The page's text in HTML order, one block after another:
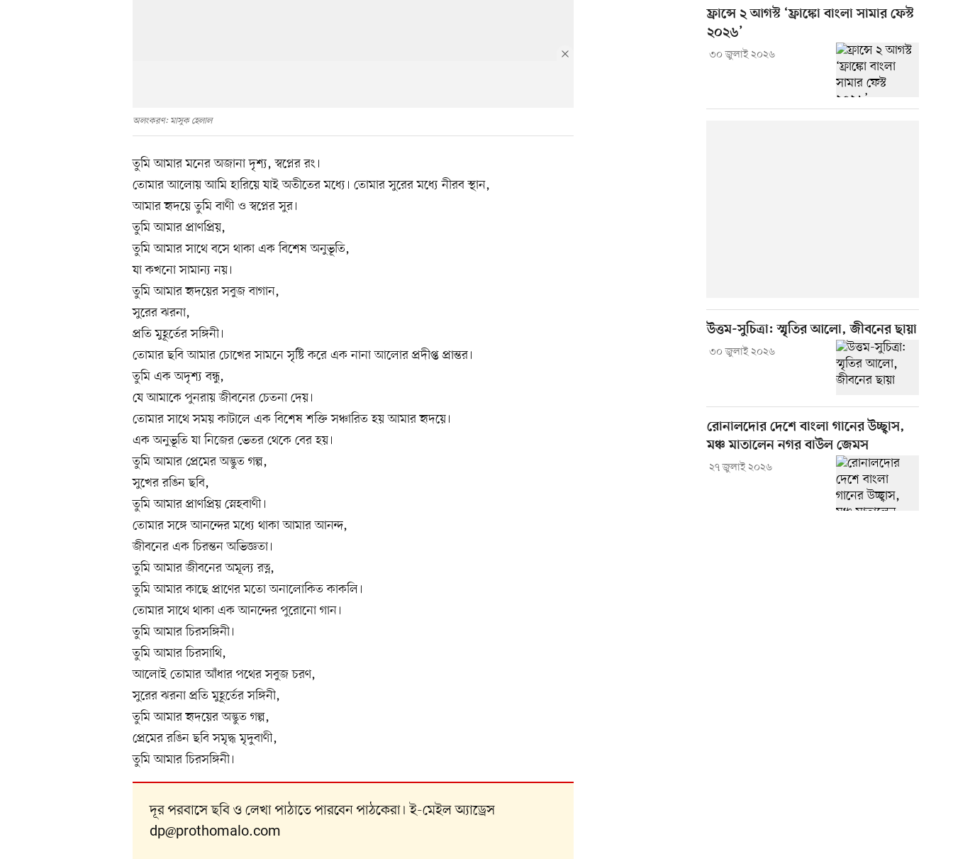
অলংকরণ: মাসুক হেলাল
তুমি আমার মনের অজানা দৃশ্য, স্বপ্নের রং।
তোমার আলোয় আমি হারিয়ে যাই অতীতের মধ্যে। তোমার সুরের মধ্যে নীরব স্থান,
আমার হৃদয়ে তুমি বাণী ও স্বপ্নের সুর।
তুমি আমার প্রাণপ্রিয়,
তুমি আমার সাথে বসে থাকা এক বিশেষ অনুভূতি,
যা কখনো সামান্য নয়।
তুমি আমার হৃদয়ের সবুজ বাগান,
সুরের ঝরনা,
প্রতি মুহূর্তের সঙ্গিনী।
তোমার ছবি আমার চোখের সামনে সৃষ্টি করে এক নানা আলোর প্রদীপ্ত প্রান্তর।
তুমি এক অদৃশ্য বন্ধু,
যে আমাকে পুনরায় জীবনের চেতনা দেয়।
তোমার সাথে সময় কাটালে এক বিশেষ শক্তি সঞ্চারিত হয় আমার হৃদয়ে।
এক অনুভূতি যা নিজের ভেতর থেকে বের হয়।
তুমি আমার প্রেমের অদ্ভুত গল্প,
সুখের রঙিন ছবি,
তুমি আমার প্রাণপ্রিয় স্নেহবাণী।
তোমার সঙ্গে আনন্দের মধ্যে থাকা আমার আনন্দ,
জীবনের এক চিরন্তন অভিজ্ঞতা।
তুমি আমার জীবনের অমূল্য রত্ন,
তুমি আমার কাছে প্রাণের মতো অনালোকিত কাকলি।
তোমার সাথে থাকা এক আনন্দের পুরোনো গান।
তুমি আমার চিরসঙ্গিনী।
তুমি আমার চিরসাথি,
আলোই তোমার আঁধার পথের সবুজ চরণ,
সুরের ঝরনা প্রতি মুহূর্তের সঙ্গিনী,
তুমি আমার হৃদয়ের অদ্ভুত গল্প,
প্রেমের রঙিন ছবি সমৃদ্ধ মৃদুবাণী,
তুমি আমার চিরসঙ্গিনী।
দূর পরবাসে ছবি ও লেখা পাঠাতে পারবেন পাঠকেরা। ই-মেইল অ্যাড্রেস
dp@prothomalo.com
ফ্রান্সে ২ আগস্ট ‘ফ্রাঙ্কো বাংলা সামার ফেস্ট
২০২৬’
৩০ জুলাই ২০২৬
উত্তম-সুচিত্রা: স্মৃতির আলো, জীবনের ছায়া
৩০ জুলাই ২০২৬
রোনালদোর দেশে বাংলা গানের উচ্ছ্বাস,
মঞ্চ মাতালেন নগর বাউল জেমস
২৭ জুলাই ২০২৬